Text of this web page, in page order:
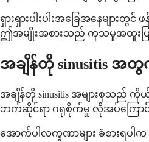
ရှားရှားပါးပါးအခြေအနေမျာ
ဤအမျိုးအစားသည် ကုသမှုအထူးပြု
အချိန်တို sinusitis အ
အချိန်တို sinusitis အများစု
ဘက်ဆိုင်ရာ ဂရုစိုက်မှု လိုအပ်ကြောင်း
အောက်ပါလက္ခဏာများ ခံစားရ